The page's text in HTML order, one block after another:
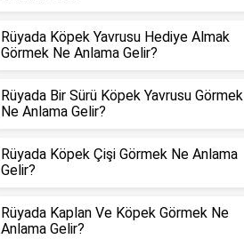
Rüyada Köpek Yavrusu Hediye Almak
Görmek Ne Anlama Gelir?
Rüyada Bir Sürü Köpek Yavrusu Görmek
Ne Anlama Gelir?
Rüyada Köpek Çişi Görmek Ne Anlama
Gelir?
Rüyada Kaplan Ve Köpek Görmek Ne
Anlama Gelir?